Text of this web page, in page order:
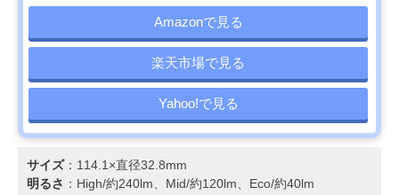
Amazonで見る
楽天市場で見る
Yahoo!で見る
サイズ：114.1×直径32.8mm
明るさ ：High/約240lm、Mid/約120lm、Eco/約40lm